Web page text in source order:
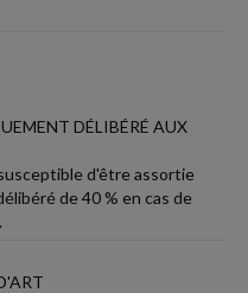
DÉLIBÉRÉ AUX
d'être assortie
de 40 % en cas de